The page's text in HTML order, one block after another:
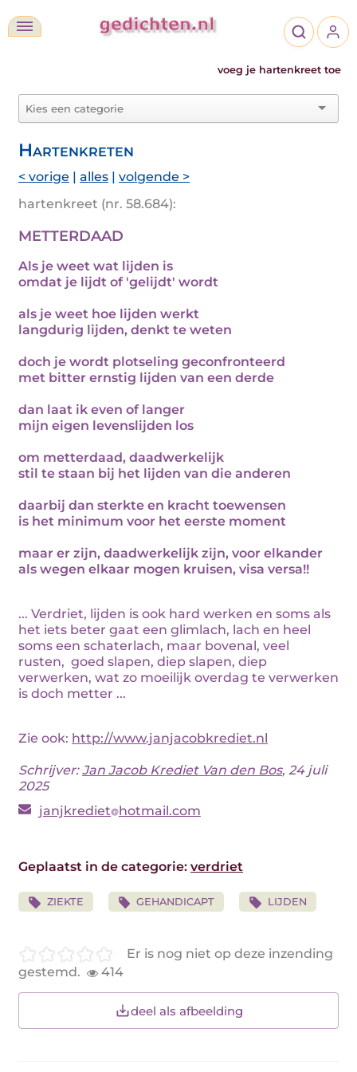
voeg je hartenkreet toe
Hartenkreten
< vorige | alles | volgende >
hartenkreet (nr. 58.684):
METTERDAAD
Als je weet wat lijden is
omdat je lijdt of 'gelijdt' wordt
als je weet hoe lijden werkt
langdurig lijden, denkt te weten
doch je wordt plotseling geconfronteerd
met bitter ernstig lijden van een derde
dan laat ik even of langer
mijn eigen levenslijden los
om metterdaad, daadwerkelijk
stil te staan bij het lijden van die anderen
daarbij dan sterkte en kracht toewensen
is het minimum voor het eerste moment
maar er zijn, daadwerkelijk zijn, voor elkander
als wegen elkaar mogen kruisen, visa versa!!
... Verdriet, lijden is ook hard werken en soms als
het iets beter gaat een glimlach, lach en heel
soms een schaterlach, maar bovenal, veel
rusten, goed slapen, diep slapen, diep
verwerken, wat zo moeilijk overdag te verwerken
is doch metter ...
Zie ook: http://www.janjacobkrediet.nl
Schrijver:Jan Jacob Krediet Van den Bos, 24 juli
2025
janjkrediet hotmail.com
Geplaatst in de categorie: verdriet
ZIEKTE GEHANDICAPT LIJDEN
Er is nog niet op deze inzending
gestemd.
414
deel als afbeelding